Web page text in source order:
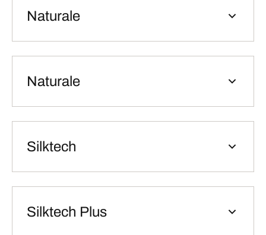
Naturale
Naturale
Silktech
Silktech Plus